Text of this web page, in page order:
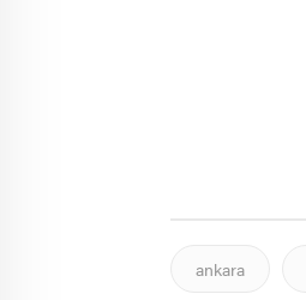
ankara